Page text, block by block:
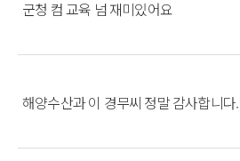
군청 컴 교육 넘 재미있어요
해양수산과 이 경무씨 정말 감사합니다.